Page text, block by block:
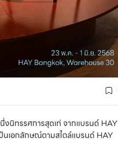
งนิทรรศการสุดเท่ จากแบรนด์ HAY
นเอกลักษณ์ตามสไตล์แบรนด์ HAY